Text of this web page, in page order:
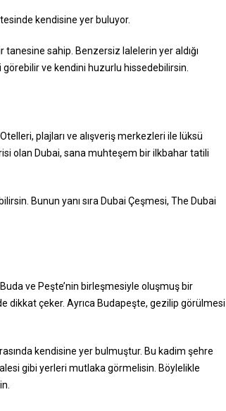
kendisine yer buluyor.
tanesine sahip. Benzersiz lalelerin yer aldığı
ve kendini huzurlu hissedebilirsin.
plajları ve alışveriş merkezleri ile lüksü
olan Dubai, sana muhteşem bir ilkbahar tatili
Bunun yanı sıra Dubai Çeşmesi, The Dubai
ve Peşte’nin birleşmesiyle oluşmuş bir
dikkat çeker. Ayrıca Budapeşte, gezilip görülmesi
kendisine yer bulmuştur. Bu kadim şehre
gibi yerleri mutlaka görmelisin. Böylelikle